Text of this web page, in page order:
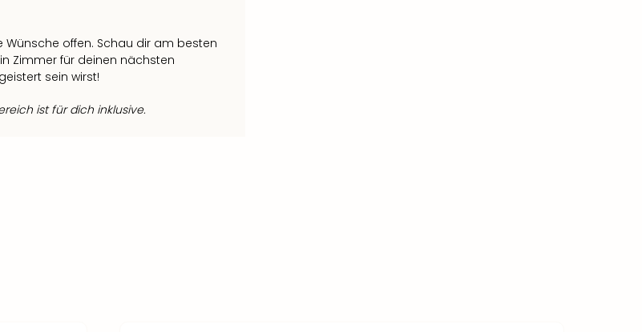
Wünsche offen. Schau dir am besten
Zimmer für deinen nächsten
sein wirst!
ist für dich inklusive.